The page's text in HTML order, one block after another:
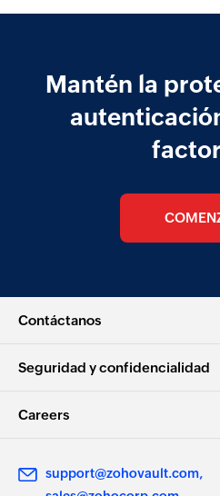
Mantén la
Contáctanos
Seguridad y confidencialidad
Careers
support@zohovault.com